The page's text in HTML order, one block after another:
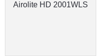
Airolite HD 2001WLS